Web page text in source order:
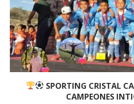
SPORTING CRISTAL
CAMPEONES